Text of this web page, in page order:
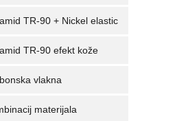
TR-90 + Nickel elastic
TR-90 efekt kože
vlakna
materijala